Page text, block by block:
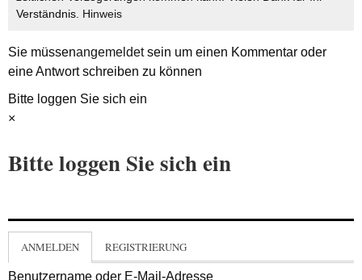
Verständnis. Hinweis
Sie müssenangemeldetsein um einen Kommentar oder
eine Antwort schreiben zu können
Bitte loggen Sie sich ein
×
Bitte loggen Sie sich ein
ANMELDEN REGISTRIERUNG
Benutzername oder E-Mail-Adresse